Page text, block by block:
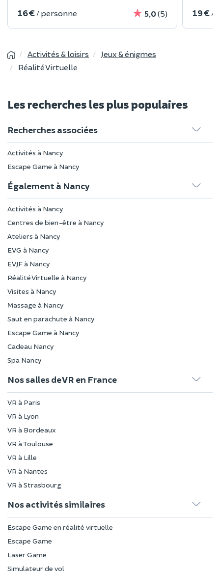
16 € / personne 5,0(5) 19 € /
Activités & loisirs
Jeux & énigmes
Réalité Virtuelle
Les recherches les plus populaires
Recherches associées
Activités à Nancy
Escape Game à Nancy
Également à Nancy
Activités à Nancy
Centres de bien-être à Nancy
Ateliers à Nancy
EVG à Nancy
EVJF à Nancy
Réalité Virtuelle à Nancy
Visites à Nancy
Massage à Nancy
Saut en parachute à Nancy
Escape Game à Nancy
Cadeau Nancy
Spa Nancy
Nos salles de VR en France
VR à Paris
VR à Lyon
VR à Bordeaux
VR à Toulouse
VR à Lille
VR à Nantes
VR à Strasbourg
Nos activités similaires
Escape Game en réalité virtuelle
Escape Game
Laser Game
Simulateur de vol